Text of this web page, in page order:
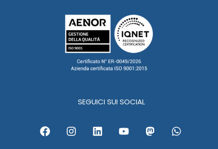
SEGUICI SUI SOCIAL
F
a
I
n
L
i
Y
o
M
a
W
h